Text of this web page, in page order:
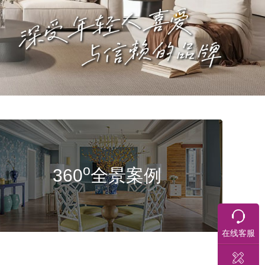
360o全景案例
在线客服